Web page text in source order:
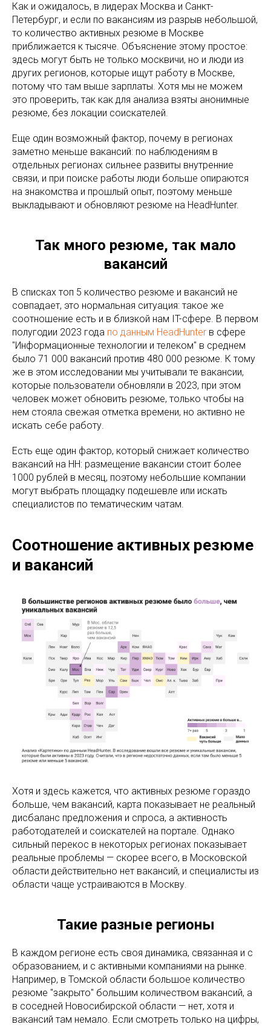
Как и ожидалось, в лидерах Москва и Санкт-
Петербург, и если по вакансиям из разрыв небольшой,
то количество активных резюме в Москве
приближается к тысяче. Объяснение этому простое:
здесь могут быть не только москвичи, но и люди из
других регионов, которые ищут работу в Москве,
потому что там выше зарплаты. Хотя мы не можем
это проверить, так как для анализа взяты анонимные
резюме, без локации соискателей.
Еще один возможный фактор, почему в регионах
заметно меньше вакансий: по наблюдениям в
отдельных регионах сильнее развиты внутренние
связи, и при поиске работы люди больше опираются
на знакомства и прошлый опыт, поэтому меньше
выкладывают и обновляют резюме на HeadHunter.
Так много резюме, так мало
вакансий
В списках топ 5 количество резюме и вакансий не
совпадает, это нормальная ситуация: такое же
соотношение есть и в близкой нам IT-сфере. В первом
полугодии 2023 года по данным HeadHunter в сфере
"Информационные технологии и телеком" в среднем
было 71 000 вакансий против 480 000 резюме. К тому
же в этом исследовании мы учитывали те вакансии,
которые пользователи обновляли в 2023, при этом
человек может обновить резюме, только чтобы на
нем стояла свежая отметка времени, но активно не
искать себе работу.
Есть еще один фактор, который снижает количество
вакансий на HH: размещение вакансии стоит более
1000 рублей в месяц, поэтому небольшие компании
могут выбрать площадку подешевле или искать
специалистов по тематическим чатам.
Соотношение активных резюме
и вакансий
Хотя и здесь кажется, что активных резюме гораздо
больше, чем вакансий, карта показывает не реальный
дисбаланс предложения и спроса, а активность
работодателей и соискателей на портале. Однако
сильный перекос в некоторых регионах показывает
реальные проблемы — скорее всего, в Московской
области действительно нет вакансий, и специалисты из
области чаще устраиваются в Москву.
Такие разные регионы
В каждом регионе есть своя динамика, связанная и с
образованием, и с активными компаниями на рынке.
Например, в Томской области большое количество
резюме "закрыто" большим количеством вакансий, а
в соседней Новосибирской области — нет, хотя и
вакансий там немало. Если смотреть только на цифры,